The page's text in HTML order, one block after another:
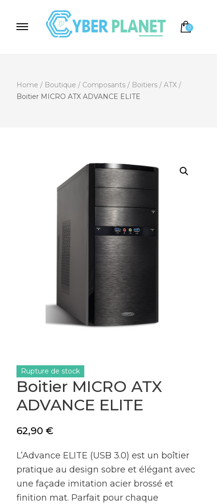
0
Home / Boutique / Composants / Boitiers / ATX /
Boitier MICRO ATX ADVANCE ELITE
Boitier MICRO ATX
ADVANCE ELITE
62,90 €
L’Advance ELITE (USB 3.0) est un boîtier
pratique au design sobre et élégant avec
une façade imitation acier brossé et
finition mat. Parfait pour chaque
Rupture de stock